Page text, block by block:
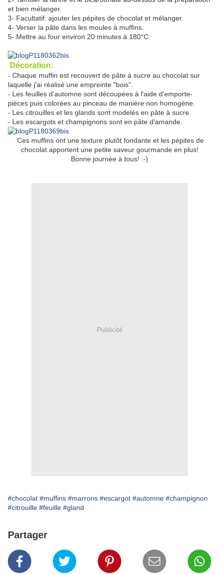
et bien mélanger.
3- Facultatif: ajouter les pépites de chocolat et mélanger.
4- Verser la pâte dans les moules à muffins.
5- Mettre au four environ 20 minutes à 180°C.
Décoration:
- Chaque muffin est recouvert de pâte à sucre au chocolat sur
laquelle j'ai réalisé une empreinte "bois".
- Les feuilles d'automne sont découpées à l'aide d'emporte-
pièces puis colorées au pinceau de manière non homogène.
- Les citrouilles et les glands sont modelés en pâte à sucre.
- Les escargots et champignons sont en pâte d'amande.
Ces muffins ont une texture plutôt fondante et les pépites de
chocolat apportent une petite saveur gourmande en plus!
Bonne journée à tous! :-)
Publicité
#chocolat #muffins #marrons #escargot #automne #champignon
#citrouille #feuille #gland
Partager